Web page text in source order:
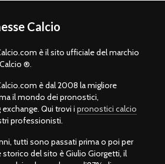
Calcio
è il sito ufficiale del marchio
®.
è dal 2008 la migliore
il mondo dei pronostici,
Qui trovi i pronostici calcio
professionisti.
tutti sono passati prima o poi per
storico del sito è Giulio Giorgetti, il